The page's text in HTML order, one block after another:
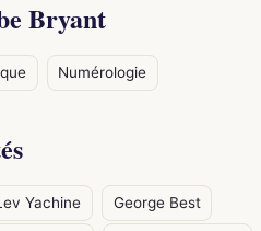
Bryant
Numérologie
Yachine George Best